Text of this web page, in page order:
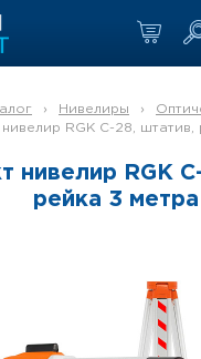
› Нивелиры ›
нивелир RGK C-28,
нивелир RGK
рейка 3 метра